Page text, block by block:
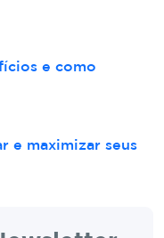
e como
e maximizar seus